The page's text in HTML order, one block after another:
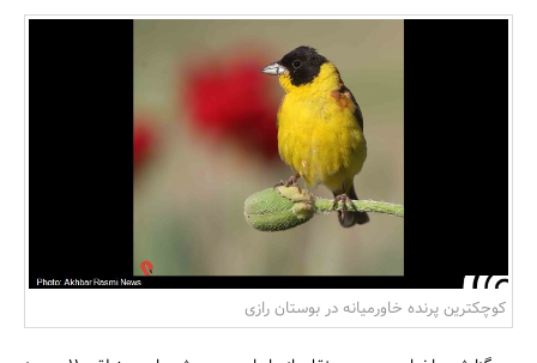
کوچکترین پرنده خاورمیانه در بوستان رازی